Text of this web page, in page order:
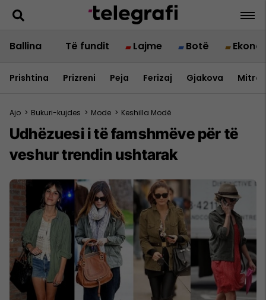
Ballina Të fundit Lajme Botë
Prishtina Prizreni Peja Ferizaj Gjakova
Ajo > Bukuri-kujdes > Mode > Keshilla Modë
Udhëzuesi i të famshmëve për të
veshur trendin ushtarak